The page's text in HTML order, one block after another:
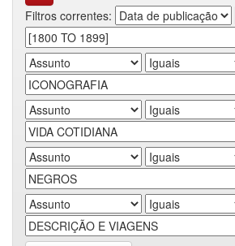
Filtros correntes: